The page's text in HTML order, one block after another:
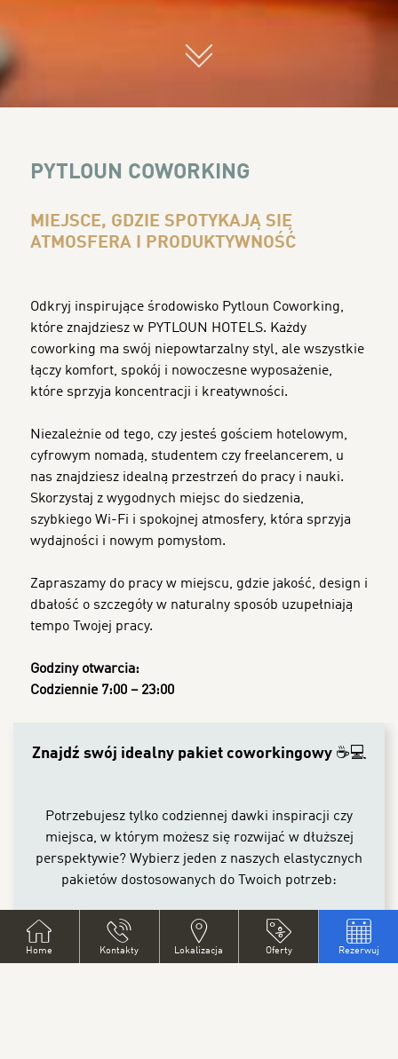
PYTLOUN COWORKING
MIEJSCE, GDZIE SPOTYKAJĄ SIĘ
ATMOSFERA I PRODUKTYWNOŚĆ
Odkryj inspirujące środowisko Pytloun Coworking,
które znajdziesz w PYTLOUN HOTELS. Każdy
coworking ma swój niepowtarzalny styl, ale wszystkie
łączy komfort, spokój i nowoczesne wyposażenie,
które sprzyja koncentracji i kreatywności.
Niezależnie od tego, czy jesteś gościem hotelowym,
cyfrowym nomadą, studentem czy freelancerem, u
nas znajdziesz idealną przestrzeń do pracy i nauki.
Skorzystaj z wygodnych miejsc do siedzenia,
szybkiego Wi-Fi i spokojnej atmosfery, która sprzyja
wydajności i nowym pomysłom.
Zapraszamy do pracy w miejscu, gdzie jakość, design i
dbałość o szczegóły w naturalny sposób uzupełniają
tempo Twojej pracy.
Godziny otwarcia:
Codziennie 7:00 – 23:00
Znajdź swój idealny pakiet coworkingowy ☕💻
Potrzebujesz tylko codziennej dawki inspiracji czy
miejsca, w którym możesz się rozwijać w dłuższej
perspektywie? Wybierz jeden z naszych elastycznych
pakietów dostosowanych do Twoich potrzeb:
💡 Daily Pass – 390 CZK (15,30 EUR)
Jednodniowy wstęp z kawą/herbatą, Wi-Fi i
drukowaniem (maks. 50 arkuszy papieru dziennie).
Home Kontakty Lokalizacja Oferty Rezerwuj